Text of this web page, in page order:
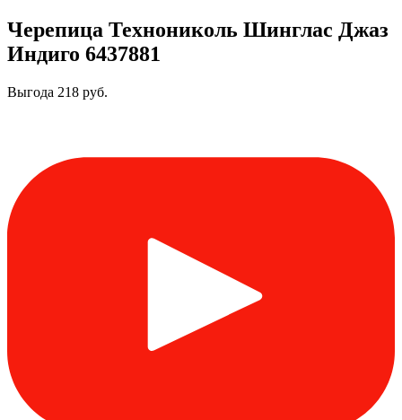
Черепица Технониколь Шинглас Джаз
Индиго 6437881
Выгода 218 руб.